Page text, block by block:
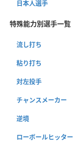
日本人選手
特殊能力別選手一覧
流し打ち
粘り打ち
対左投手
チャンスメーカー
逆境
ローボールヒッター